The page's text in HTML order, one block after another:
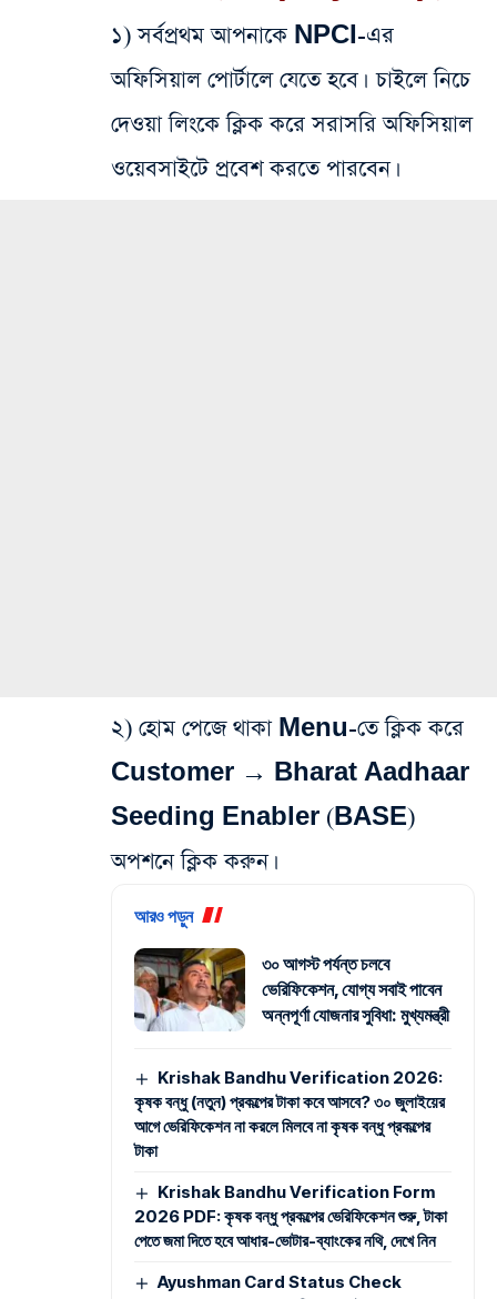
১) সর্বপ্রথম আপনাকে NPCI-এর
অফিসিয়াল পোর্টালে যেতে হবে। চাইলে নিচে
দেওয়া লিংকে ক্লিক করে সরাসরি অফিসিয়াল
ওয়েবসাইটে প্রবেশ করতে পারবেন।
২) হোম পেজে থাকা Menu-তে ক্লিক করে
Customer → Bharat Aadhaar
Seeding Enabler (BASE)
অপশনে ক্লিক করুন।
আরও পড়ুন
৩০ আগস্ট পর্যন্ত চলবে
ভেরিফিকেশন, যোগ্য সবাই পাবেন
অন্নপূর্ণা যোজনার সুবিধা: মুখ্যমন্ত্রী
Krishak Bandhu Verification 2026:
কৃষক বন্ধু (নতুন) প্রকল্পের টাকা কবে আসবে? ৩০ জুলাইয়ের
আগে ভেরিফিকেশন না করলে মিলবে না কৃষক বন্ধু প্রকল্পের
টাকা
Krishak Bandhu Verification Form
2026 PDF: কৃষক বন্ধু প্রকল্পের ভেরিফিকেশন শুরু, টাকা
পেতে জমা দিতে হবে আধার-ভোটার-ব্যাংকের নথি, দেখে নিন
Ayushman Card Status Check